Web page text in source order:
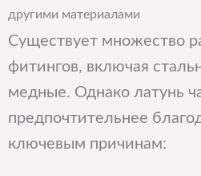
другими материалами
Существует множество
фитингов, включая
медные. Однако латунь
предпочтительнее
ключевым причинам: